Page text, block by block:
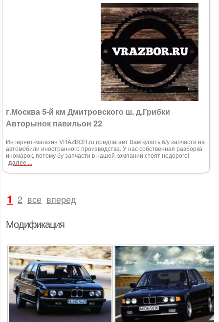
Модификация
г.Москва 5-й км Дмитровского ш. д.Грибки
Авторынок павильон 22
Интернет-магазин VRAZBOR.ru предлагает Вам купить б/у запчасти на
автомобили иностранного производства. У нас собственная разборка
иномарок, потому бу запчасти в нашей компании стоят недорого!
далее ...
1 2 все вперед